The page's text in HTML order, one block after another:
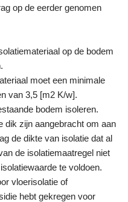
op de eerder genomen
op de bodem
moet een minimale
van 3,5 [m2 K/w].
bodem isoleren.
dik zijn aangebracht om aan
de dikte van isolatie dat al
de isolatiemaatregel niet
te voldoen.
vloerisolatie of
hebt gekregen voor